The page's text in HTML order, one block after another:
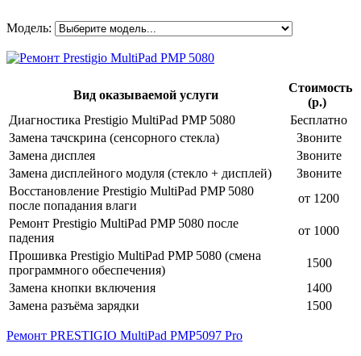
Модель:
Вид оказываемой услуги
Стоимость
(р.)
Диагностика Prestigio MultiPad PMP 5080
Бесплатно
Замена тачскрина (сенсорного стекла)
Звоните
Замена дисплея
Звоните
Замена дисплейного модуля (стекло + дисплей)
Звоните
Восстановление Prestigio MultiPad PMP 5080
после попадания влаги
от 1200
Ремонт Prestigio MultiPad PMP 5080 после
падения
от 1000
Прошивка Prestigio MultiPad PMP 5080 (смена
программного обеспечения)
1500
Замена кнопки включения
1400
Замена разъёма зарядки
1500
Ремонт PRESTIGIO MultiPad PMP5097 Pro